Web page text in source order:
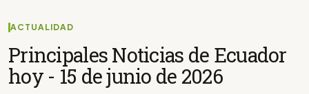
ACTUALIDAD
Principales Noticias de Ecuador
hoy - 15 de junio de 2026